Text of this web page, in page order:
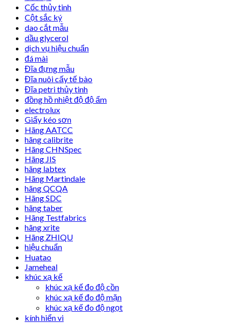
Cốc thủy tinh
Cột sắc ký
dao cắt mẫu
dầu glycerol
dịch vụ hiệu chuẩn
đá mài
Đĩa đựng mẫu
Đĩa nuôi cấy tế bào
Đĩa petri thủy tinh
đồng hồ nhiệt độ độ ẩm
electrolux
Giấy kéo sơn
Hãng AATCC
hãng calibrite
Hãng CHNSpec
Hãng JIS
hãng labtex
Hãng Martindale
hãng QCQA
Hãng SDC
hãng taber
Hãng Testfabrics
hãng xrite
Hãng ZHIQU
hiệu chuẩn
Huatao
Jameheal
khúc xạ kế
khúc xạ kế đo độ cồn
khúc xạ kế đo độ mặn
khúc xạ kế đo độ ngọt
kính hiển vi